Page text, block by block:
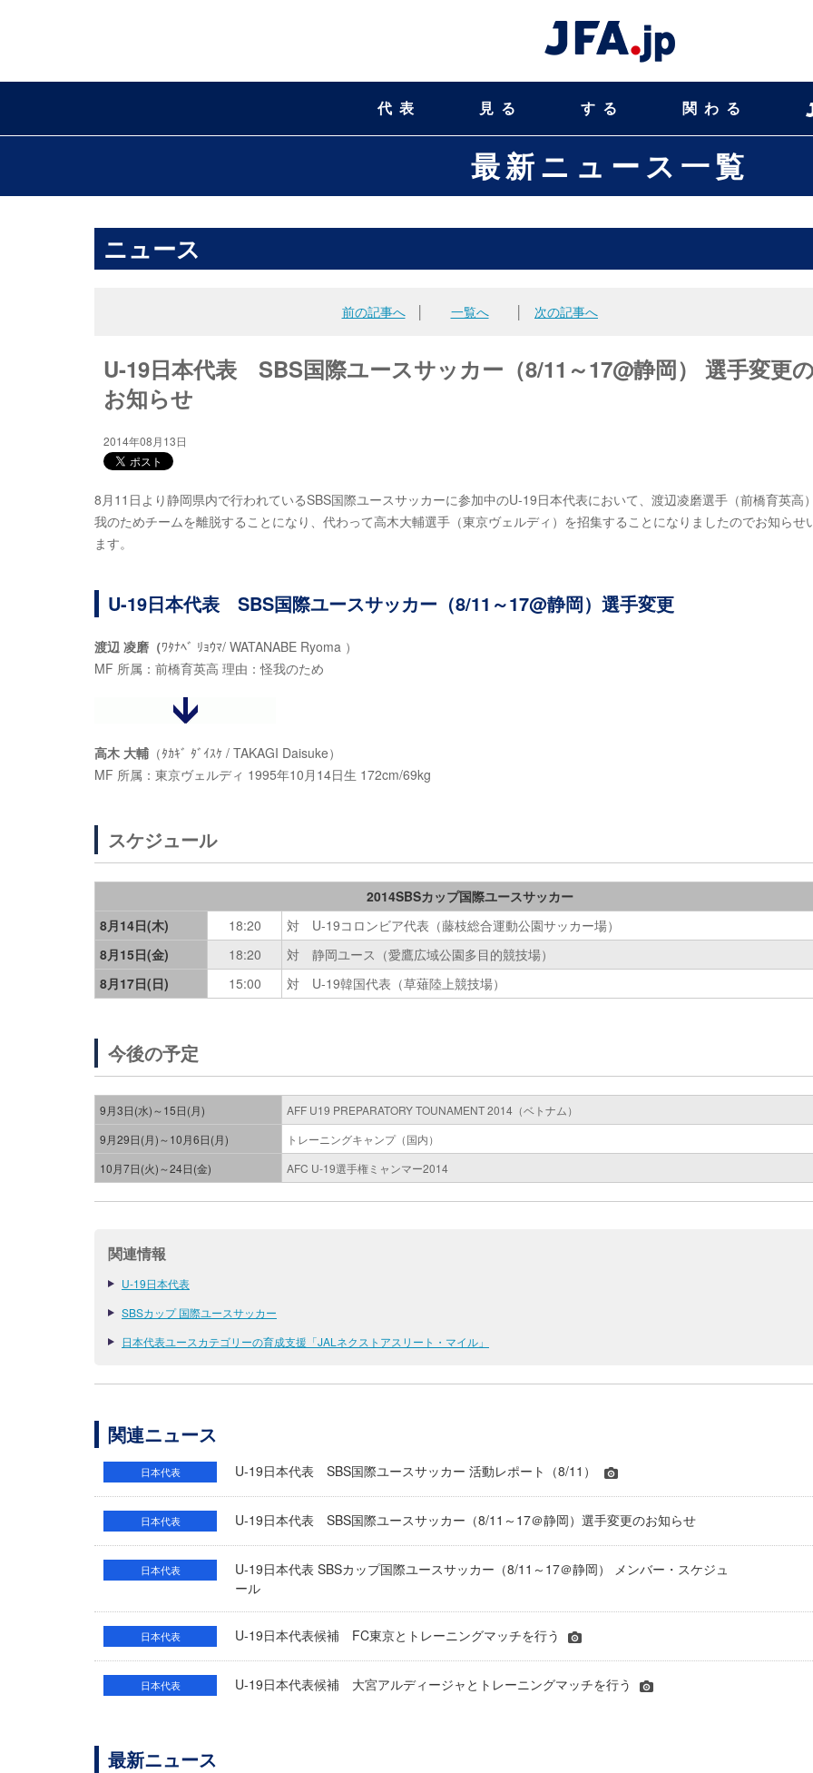
代表 見る する 関わる
最新ニュース一覧
ニュース
前の記事へ│ 一覧へ 次の記事へ
U-19日本代表 SBS国際ユースサッカー（8/11～17@静岡） 選手変更
お知らせ
2014年08月13日
8月11日より静岡県内で行われているSBS国際ユースサッカーに参加中のU-19日本代表において、渡辺凌磨選手（前橋育英高
我のためチームを離脱することになり、代わって高木大輔選手（東京ヴェルディ）を招集することになりましたのでお知らせ
ます。
U-19日本代表 SBS国際ユースサッカー（8/11～17@静岡）選手変更
渡辺 凌磨（ﾜﾀﾅﾍﾞ ﾘｮｳﾏ/ WATANABE Ryoma ）
MF 所属：前橋育英高 理由：怪我のため
高木 大輔 （ﾀｶｷﾞ ﾀﾞｲｽｹ / TAKAGI Daisuke）
MF 所属：東京ヴェルディ 1995年10月14日生 172cm/69kg
スケジュール
2014SBSカップ国際ユースサッカー
8月14日(木)
18:20
対 U-19コロンビア代表（藤枝総合運動公園サッカー場）
8月15日(金)
18:20
対 静岡ユース（愛鷹広域公園多目的競技場）
8月17日(日)
15:00 対 U-19韓国代表（草薙陸上競技場）
今後の予定
9月3日(水)～15日(月)
AFF U19 PREPARATORY TOUNAMENT 2014（ベトナム）
9月29日(月)～10月6日(月)
トレーニングキャンプ（国内）
10月7日(火)～24日(金)
AFC U-19選手権ミャンマー2014
関連情報
U-19日本代表
SBSカップ 国際ユースサッカー
日本代表ユースカテゴリーの育成支援「JALネクストアスリート・マイル」
関連ニュース
日本代表 U-19日本代表 SBS国際ユースサッカー 活動レポート（8/11）
日本代表 U-19日本代表 SBS国際ユースサッカー（8/11～17＠静岡）選手変更のお知らせ
日本代表
U-19日本代表 SBSカップ国際ユースサッカー（8/11～17＠静岡） メンバー・スケジュ
ール
日本代表 U-19日本代表候補 FC東京とトレーニングマッチを行う
日本代表 U-19日本代表候補 大宮アルディージャとトレーニングマッチを行う
最新ニュース